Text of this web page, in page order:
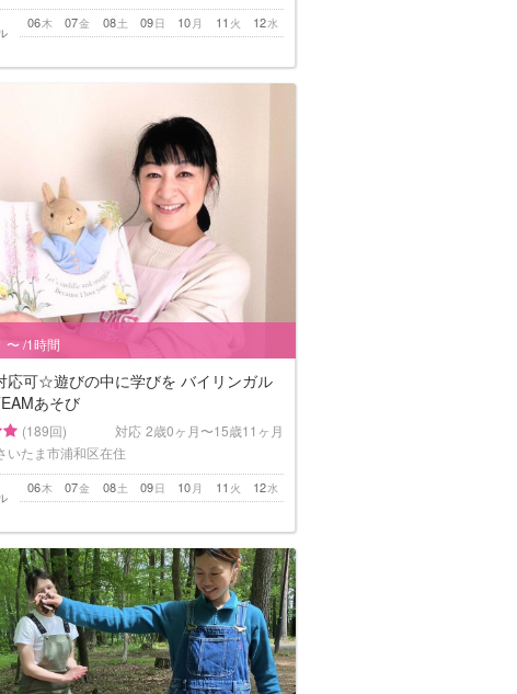
木
06 金
07 土
08 日
09 月
10 火
11 水
12
〜 /1時間
応可☆遊びの中に学びを バイリンガル
あそび
(189回) 対応 2歳0ヶ月〜15歳11ヶ月
いたま市浦和区在住
木
06 金
07 土
08 日
09 月
10 火
11 水
12